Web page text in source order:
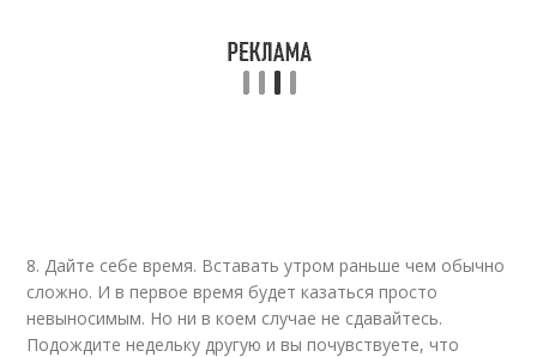
8. Дайте себе время. Вставать утром раньше чем обычно
сложно. И в первое время будет казаться просто
невыносимым. Но ни в коем случае не сдавайтесь.
Подождите недельку другую и вы почувствуете, что